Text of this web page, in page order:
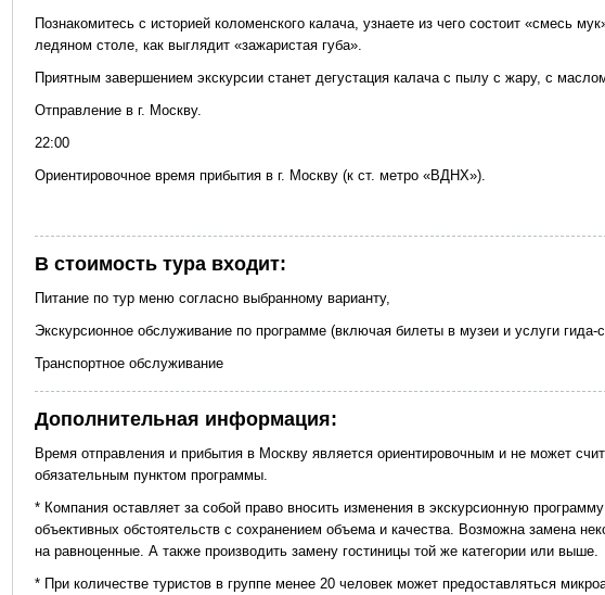
Познакомитесь с историей коломенского калача, узнаете из чего состоит «смесь
ледяном столе, как выглядит «зажаристая губа».
Приятным завершением экскурсии станет дегустация калача с пылу с жару, с
Отправление в г. Москву.
22:00
Ориентировочное время прибытия в г. Москву (к ст. метро «ВДНХ»).
В стоимость тура входит:
Питание по тур меню согласно выбранному варианту,
Экскурсионное обслуживание по программе (включая билеты в музеи и услуги
Транспортное обслуживание
Дополнительная информация:
Время отправления и прибытия в Москву является ориентировочным и не может
обязательным пунктом программы.
* Компания оставляет за собой право вносить изменения в экскурсионную
объективных обстоятельств с сохранением объема и качества. Возможна замена
на равноценные. А также производить замену гостиницы той же категории или выше.
* При количестве туристов в группе менее 20 человек может предоставляться